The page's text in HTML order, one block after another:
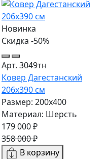
Новинка
Скидка -50%
Арт. 3049тн
Ковер Дагестанский
206x390 см
Размер: 200х400
Материал: Шерсть
179 000 ₽
358 000 ₽
В корзину